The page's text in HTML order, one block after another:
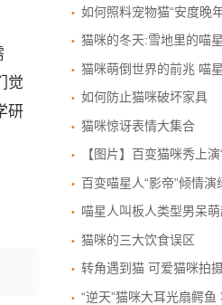
觉
研
如何照料宠物猫“安度晚
猫咪的冬天:雪地里的喵
猫咪萌倒世界的前兆 喵星人
如何防止猫咪破坏家具
猫咪惊讶表情大集合
【图片】百变猫咪秀上
百变喵星人“影帝”倾情演
喵星人叫板人类型男呆
猫咪的三大饮食误区
转角遇到猫 可爱猫咪拍
“逆天”猫咪大耳光扇鳄鱼